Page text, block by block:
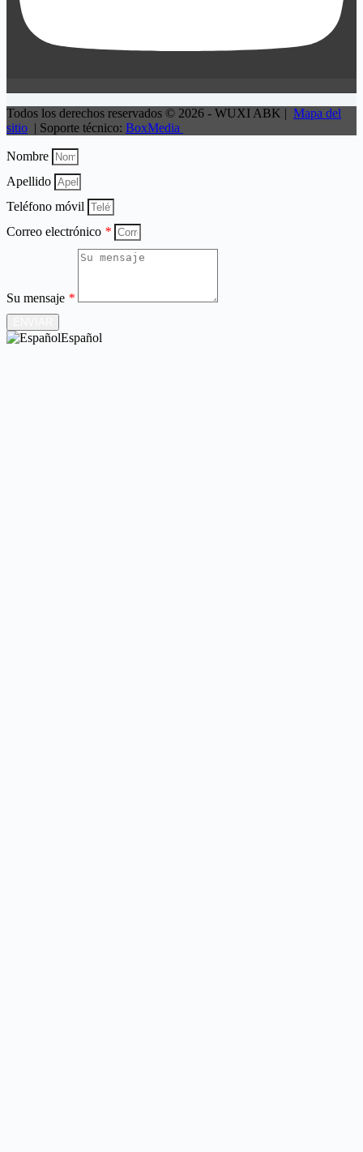
Todos los derechos reservados © 2026 - WUXI ABK | Mapa del
sitio | Soporte técnico: BoxMedia
Nombre
Apellido
Teléfono móvil
Correo electrónico *
Su mensaje *
Español